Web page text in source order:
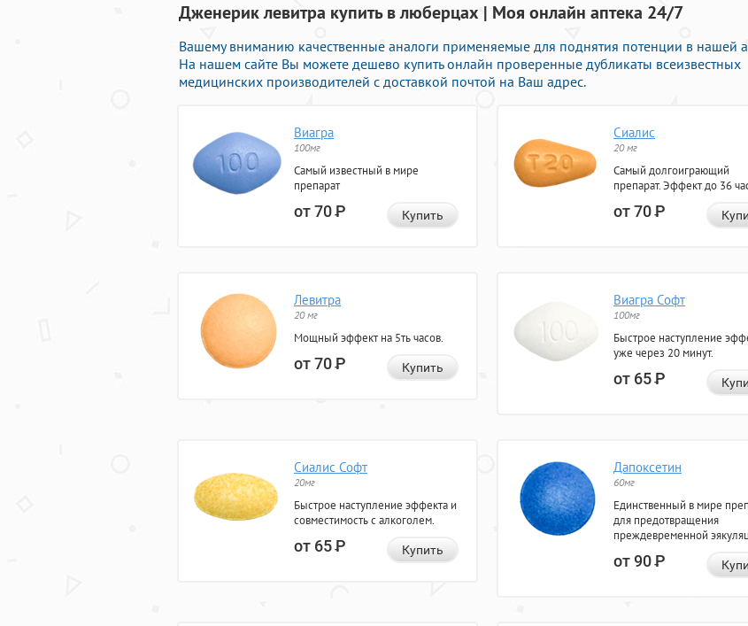
Дженерик левитра купить в люберцах | Моя онлайн аптека 24/7
Вашему вниманию качественные аналоги применяемые для поднятия потенции в нашей
На нашем сайте Вы можете дешево купить онлайн проверенные дубликаты всеизвестных
медицинских производителей с доставкой почтой на Ваш адрес.
Виагра
100мг
Самый известный в мире
препарат
от 70Р Купить
Сиалис
20 мг
Самый долгоиграющий
препарат. Эффект до 36
от 70Р
Левитра
20 мг
Мощный эффект на 5ть часов.
от 70Р Купить
Виагра Софт
100мг
Быстрое наступление
уже через 20 минут.
от 65Р
Сиалис Софт
20мг
Быстрое наступление эффекта и
совместимость с алкоголем.
от 65Р Купить
Дапоксетин
60мг
Единственный в мире
для предотвращения
преждевременной
от 90Р